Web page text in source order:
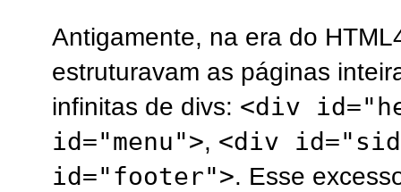
Antigamente, na era do
estruturavam as páginas
infinitas de divs: <div
id="menu">, <div
id="footer">. Esse